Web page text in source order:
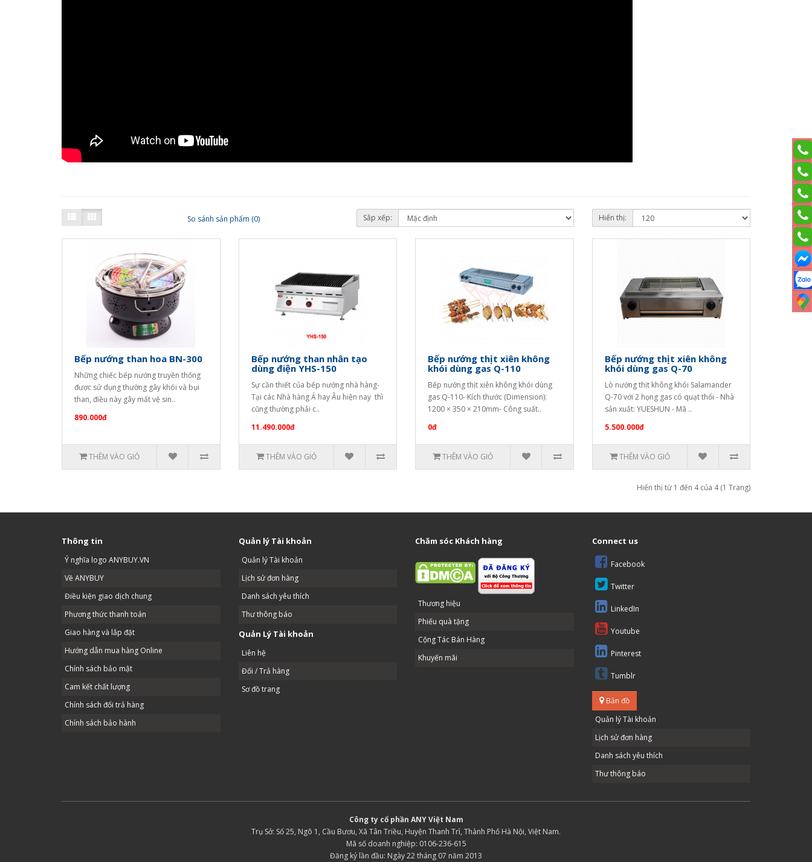
So sánh sản phẩm (0) Sắp xếp: Hiển thị:
Bếp nướng than hoa BN-300
Những chiếc bếp nướng truyền thống
được sử dụng thường gây khói và bụi
than, điều này gây mất vệ sin..
890.000đ
THÊM VÀO GIỎ
Bếp nướng than nhân tạo
dùng điện YHS-150
Sự cần thiết của bếp nướng nhà hàng-
Tại các Nhà hàng Á hay Âu hiện nay thì
cũng thường phải c..
11.490.000đ
THÊM VÀO GIỎ
Bếp nướng thịt xiên không
khói dùng gas Q-110
Bếp nướng thịt xiên không khói dùng
gas Q-110- Kích thước (Dimension):
1200 × 350 × 210mm- Công suất..
0đ
THÊM VÀO GIỎ
Bếp nướng thịt xiên không
khói dùng gas Q-70
Lò nướng thịt không khói Salamander
Q-70 với 2 họng gas có quạt thổi - Nhà
sản xuất: YUESHUN - Mã ..
5.500.000đ
THÊM VÀO GIỎ
Hiển thị từ 1 đến 4 của 4 (1 Trang)
Thông tin
Ý nghĩa logo ANYBUY.VN
Về ANYBUY
Điều kiện giao dịch chung
Phương thức thanh toán
Giao hàng và lắp đặt
Hướng dẫn mua hàng Online
Chính sách bảo mật
Cam kết chất lượng
Chính sách đổi trả hàng
Chính sách bảo hành
Quản lý Tài khoản
Quản lý Tài khoản
Lịch sử đơn hàng
Danh sách yêu thích
Thư thông báo
Quản Lý Tài khoản
Liên hệ
Đổi / Trả hàng
Sơ đồ trang
Chăm sóc Khách hàng
Thương hiệu
Phiếu quà tặng
Cộng Tác Bán Hàng
Khuyến mãi
Connect us
Facebook
Twitter
LinkedIn
Youtube
Pinterest
Tumblr
Bản đồ
Quản lý Tài khoản
Lịch sử đơn hàng
Danh sách yêu thích
Thư thông báo
Công ty cổ phần ANY Việt Nam
Trụ Sở: Số 25, Ngõ 1, Cầu Bươu, Xã Tân Triều, Huyện Thanh Trì, Thành Phố Hà Nội, Việt Nam.
Mã số doanh nghiệp: 0106-236-615
Đăng ký lần đầu: Ngày 22 tháng 07 năm 2013